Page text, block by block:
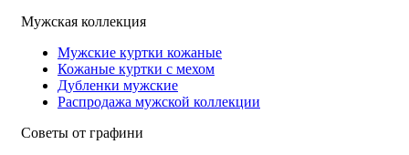
Мужская коллекция
Мужские куртки кожаные
Кожаные куртки с мехом
Дубленки мужские
Распродажа мужской коллекции
Советы от графини